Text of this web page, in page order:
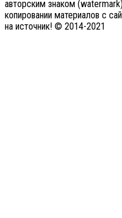
авторским знаком
копировании материалов с
на источник! © 2014-2021